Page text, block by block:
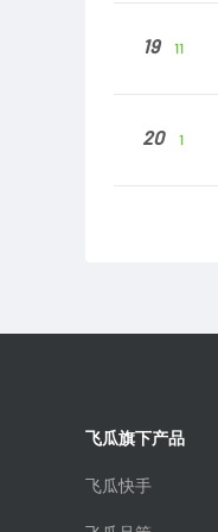
19 11
20 1
飞瓜旗下产品
飞瓜快手